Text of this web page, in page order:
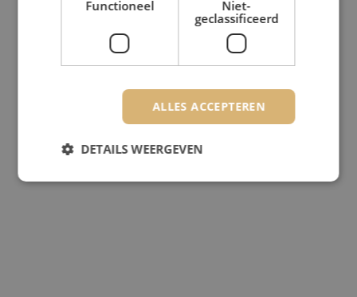
Functioneel
Niet-
geclassificeerd
ALLES ACCEPTEREN
DETAILS WEERGEVEN